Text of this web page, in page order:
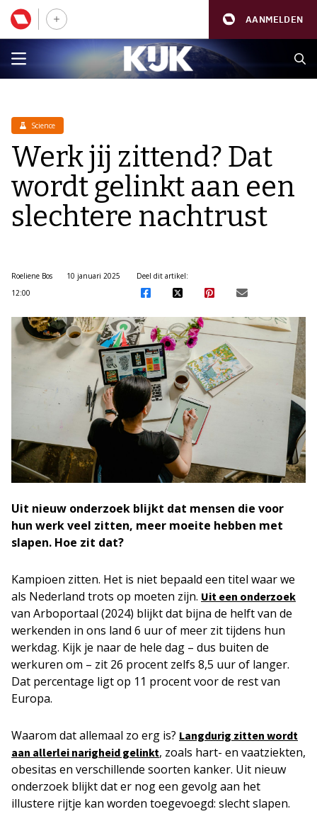
AANMELDEN
Science
Werk jij zittend? Dat
wordt gelinkt aan een
slechtere nachtrust
Roeliene Bos
10 januari 2025
12:00
Deel dit artikel:
Uit nieuw onderzoek blijkt dat mensen die voor
hun werk veel zitten, meer moeite hebben met
slapen. Hoe zit dat?
Kampioen zitten. Het is niet bepaald een titel waar we
als Nederland trots op moeten zijn. Uit een onderzoek
van Arboportaal (2024) blijkt dat bijna de helft van de
werkenden in ons land 6 uur of meer zit tijdens hun
werkdag. Kijk je naar de hele dag – dus buiten de
werkuren om – zit 26 procent zelfs 8,5 uur of langer.
Dat percentage ligt op 11 procent voor de rest van
Europa.
Waarom dat allemaal zo erg is? Langdurig zitten wordt
aan allerlei narigheid gelinkt, zoals hart- en vaatziekten,
obesitas en verschillende soorten kanker. Uit nieuw
onderzoek blijkt dat er nog een gevolg aan het
illustere rijtje kan worden toegevoegd: slecht slapen.